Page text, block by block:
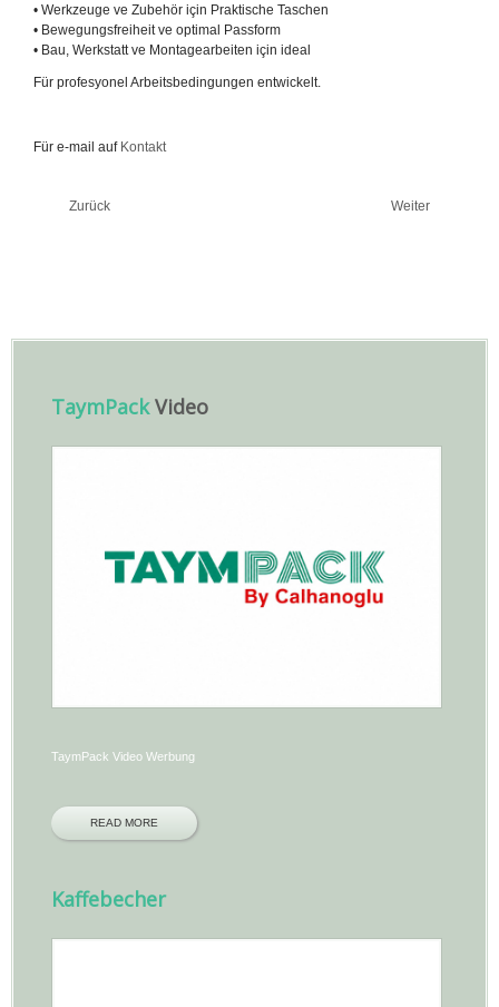
• Werkzeuge ve Zubehör için Praktische Taschen
• Bewegungsfreiheit ve optimal Passform
• Bau, Werkstatt ve Montagearbeiten için ideal
Für profesyonel Arbeitsbedingungen entwickelt.
Für e-mail auf Kontakt
Zurück Weiter
TaymPackVideo
TaymPack Video Werbung
READ MORE
Kaffebecher